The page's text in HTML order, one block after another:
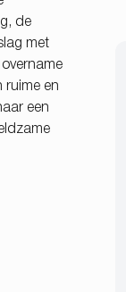
de
met
ruime en
een